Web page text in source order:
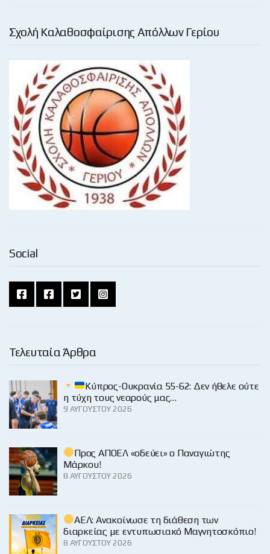
Σχολή Καλαθοσφαίρισης Απόλλων Γερίου
Social
Τελευταία Άρθρα
Κύπρος-Ουκρανία 55-62: Δεν ήθελε ούτε
η τύχη τους νεαρούς μας…
9 ΑΥΓΟΎΣΤΟΥ 2026
Προς ΑΠΟΕΛ «οδεύει» ο Παναγιώτης
Μάρκου!
8 ΑΥΓΟΎΣΤΟΥ 2026
ΑΕΛ: Ανακοίνωσε τη διάθεση των
διαρκείας με εντυπωσιακό Μαγνητοσκόπιο!
8 ΑΥΓΟΎΣΤΟΥ 2026